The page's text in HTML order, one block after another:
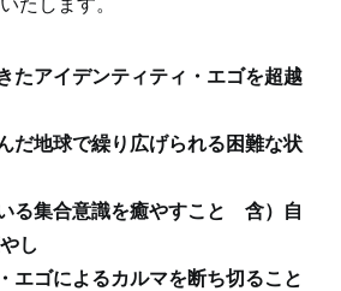
たします。
たアイデンティティ・エゴを超越
だ地球で繰り広げられる困難な状
る集合意識を癒やすこと 含）自
し
エゴによるカルマを断ち切ること